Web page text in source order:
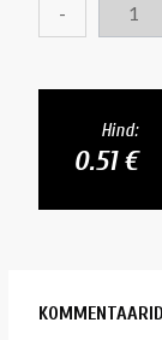
-
Hind:
0.51 €
KOMMENTAARID